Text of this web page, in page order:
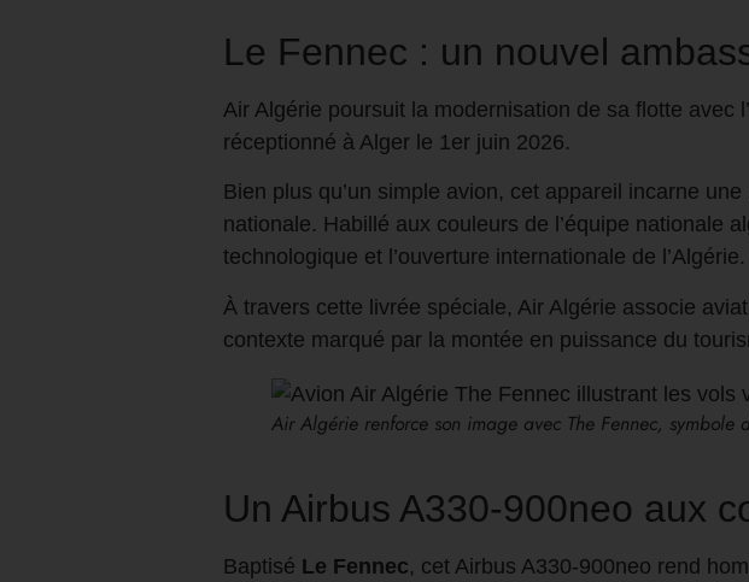
Le Fennec : un nouvel
Air Algérie poursuit la modernisation de sa flotte avec
réceptionné à Alger le 1er juin 2026.
Bien plus qu’un simple avion, cet appareil incarne
nationale. Habillé aux couleurs de l’équipe nationale
technologique et l’ouverture internationale de l’Algérie.
À travers cette livrée spéciale, Air Algérie associe
contexte marqué par la montée en puissance du
Air Algérie renforce son image avec The Fennec, symbole
Un Airbus A330-900neo aux
Baptisé Le Fennec, cet Airbus A330-900neo rend